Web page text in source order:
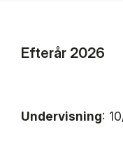
Efterår 2026
Undervisning: